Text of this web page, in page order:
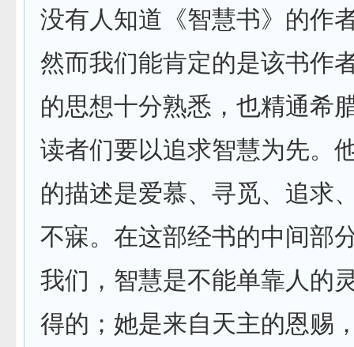
没有人知道《智慧书》的作
然而我们能肯定的是该书作
的思想十分熟悉，也精通希
读者们要以追求智慧为先。
的描述是爱慕、寻觅、追求
不寐。在这部经书的中间部
我们，智慧是不能单靠人的
得的；她是来自天主的恩赐